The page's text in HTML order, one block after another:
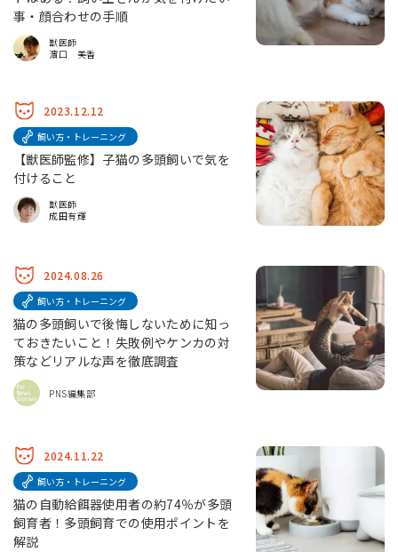
事・顔合わせの手順
獣医師
濵口 美香
2023.12.12
飼い方・トレーニング
【獣医師監修】子猫の多頭飼いで気を
付けること
獣医師
成田有輝
2024.08.26
飼い方・トレーニング
猫の多頭飼いで後悔しないために知っ
ておきたいこと！失敗例やケンカの対
策などリアルな声を徹底調査
PNS編集部
2024.11.22
飼い方・トレーニング
猫の自動給餌器使用者の約74％が多頭
飼育者！多頭飼育での使用ポイントを
解説